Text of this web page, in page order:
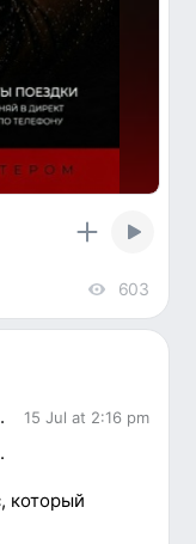
603
it, кино 15 Jul at 2:16 pm
который